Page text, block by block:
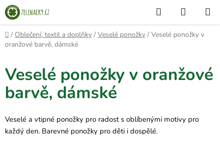
Přejít
na
obsah
Hledat
KOŠÍK
Domů
/ Oblečení, textil a doplňky / Veselé ponožky / Veselé ponožky v
oranžové barvě, dámské
Veselé ponožky v oranžové
barvě, dámské
Veselé a vtipné ponožky pro radost s oblíbenými motivy pro
každý den. Barevné ponožky pro děti i dospělé.